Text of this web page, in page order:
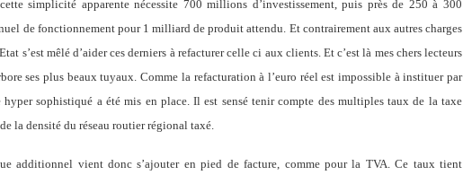
simplicité apparente nécessite 700 millions d’investissement, puis près de 250 à 300
de fonctionnement pour 1 milliard de produit attendu. Et contrairement aux autres charges
s’est mêlé d’aider ces derniers à refacturer celle ci aux clients. Et c’est là mes chers lecteurs
ses plus beaux tuyaux. Comme la refacturation à l’euro réel est impossible à instituer par
hyper sophistiqué a été mis en place. Il est sensé tenir compte des multiples taux de la taxe
la densité du réseau routier régional taxé.
additionnel vient donc s’ajouter en pied de facture, comme pour la TVA. Ce taux tient